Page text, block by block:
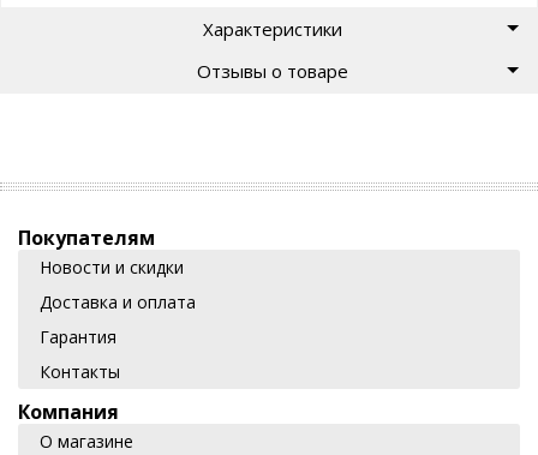
Характеристики
Отзывы о товаре
Покупателям
Новости и скидки
Доставка и оплата
Гарантия
Контакты
Компания
О магазине